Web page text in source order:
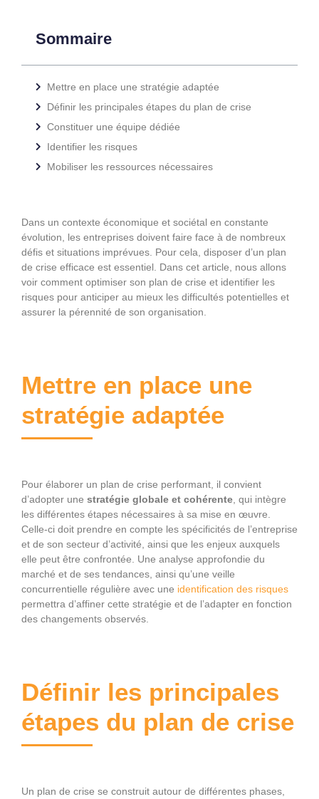
Sommaire
Mettre en place une stratégie adaptée
Définir les principales étapes du plan de crise
Constituer une équipe dédiée
Identifier les risques
Mobiliser les ressources nécessaires
Dans un contexte économique et sociétal en constante
évolution, les entreprises doivent faire face à de nombreux
défis et situations imprévues. Pour cela, disposer d’un plan
de crise efficace est essentiel. Dans cet article, nous allons
voir comment optimiser son plan de crise et identifier les
risques pour anticiper au mieux les difficultés potentielles et
assurer la pérennité de son organisation.
Mettre en place une
stratégie adaptée
Pour élaborer un plan de crise performant, il convient
d’adopter une stratégie globale et cohérente , qui intègre
les différentes étapes nécessaires à sa mise en œuvre.
Celle-ci doit prendre en compte les spécificités de l’entreprise
et de son secteur d’activité, ainsi que les enjeux auxquels
elle peut être confrontée. Une analyse approfondie du
marché et de ses tendances, ainsi qu’une veille
concurrentielle régulière avec une identification des risques
permettra d’affiner cette stratégie et de l’adapter en fonction
des changements observés.
Définir les principales
étapes du plan de crise
Un plan de crise se construit autour de différentes phases,